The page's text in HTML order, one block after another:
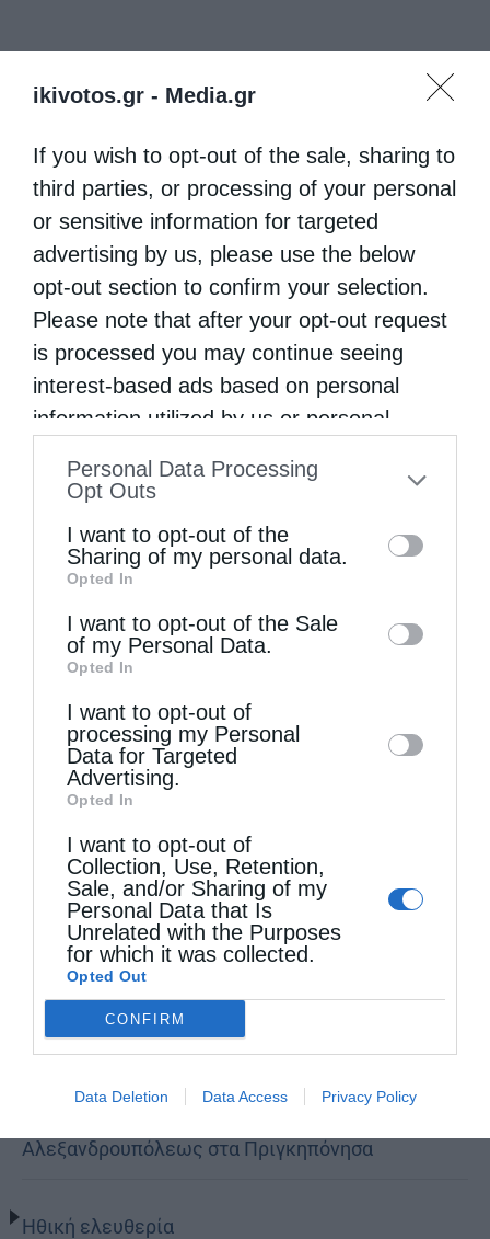
ikivotos.gr - Media.gr
If you wish to opt-out of the sale, sharing to
third parties, or processing of your personal
or sensitive information for targeted
advertising by us, please use the below
opt-out section to confirm your selection.
Please note that after your opt-out request
is processed you may continue seeing
interest-based ads based on personal
information utilized by us or personal
to your opt-out. You may separately opt-out
information by third parties on the IAB’s list
of downstream participants. This
information may also be disclosed by us to
third parties on theIAB’s List of
Downstream Participants
disclose it to other third parties.
Personal Data Processing
Opt Outs
I want to opt-out of the
Sharing of my personal data.
Opted In
I want to opt-out of the Sale
of my Personal Data.
Opted In
I want to opt-out of
processing my Personal
Data for Targeted
Advertising.
Opted In
I want to opt-out of
Collection, Use, Retention,
Sale, and/or Sharing of my
Personal Data that Is
Unrelated with the Purposes
for which it was collected.
Opted Out
CONFIRM
Data Deletion Data Access Privacy Policy
Τελευταία άρθρα
Εὐχαριστίες γιά τήν παραχώρηση τμήματος
στρατοπέδου στήν Ἱερά Μητρόπολη Καστορίας
γιά κοινωφελῆ σκοπό
Ο Ελληνικός Ερυθρός Σταυρός προτείνει 8
χρήσιμες οδηγίες για την ασφάλεια στο νερό
Ο θείος έρως
Στελέχη των κατασκηνώσεων της Μητροπόλεως
Αλεξανδρουπόλεως στα Πριγκηπόνησα
Ηθική ελευθερία